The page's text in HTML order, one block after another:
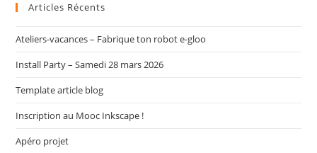
Articles Récents
Ateliers-vacances – Fabrique ton robot e-gloo
Install Party – Samedi 28 mars 2026
Template article blog
Inscription au Mooc Inkscape !
Apéro projet